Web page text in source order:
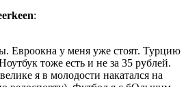
:
Евроокна у меня уже стоят. Турцию
тоже есть и не за 35 рублей.
я в молодости накатался на